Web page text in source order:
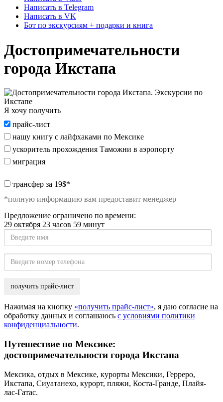
Написать в Telegram
Написать в VK
Бот по экскурсиям + подарки и книга
Достопримечательности
города Икстапа
Я хочу получить
Я
хочу
получить:
прайс-лист
нашу книгу с лайфхаками по Мексике
ускоритель прохождения Таможни в аэропорту
миграция
special_offer2
трансфер за 19$*
*полную информацию вам предоставит менеджер
Предложение ограничено по времени:
29 октября 23 часов 59 минут
Введите
имя
Введите
номер
Нажимая на кнопку «получить прайс-лист», я даю согласие на
обработку данных и соглашаюсь с условиями политики
конфиденциальности.
Путешествие по Мексике:
достопримечательности города Икстапа
Мексика, отдых в Мексике, курорты Мексики, Герреро,
Икстапа, Сиуатанехо, курорт, пляжи, Коста-Гранде, Плайя-
лас-Гатас.